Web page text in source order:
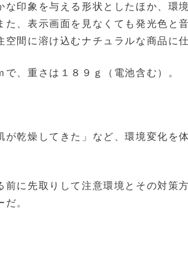
印象を与える形状としたほか、環
、表示画面を見なくても発光色と
間に溶け込むナチュラルな商品に仕
、重さは１８９ｇ（電池含む）。
乾燥してきた」など、環境変化を
に先取りして注意環境とその対策
。